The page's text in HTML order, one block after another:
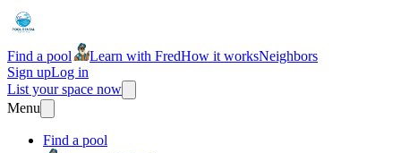
Find a pool Learn with FredHow it worksNeighbors
Sign upLog in
List your space now
Menu
Find a pool